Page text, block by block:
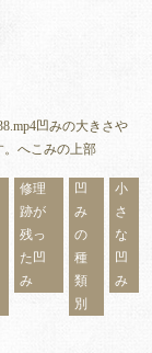
凹みの大きさや
へこみの上部
修理
跡が
残っ
た凹
み
凹
み
の
種
類
別
小
さ
な
凹
み